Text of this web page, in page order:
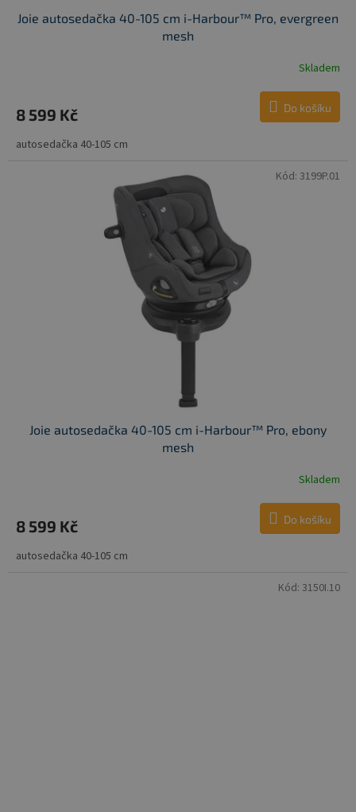
Joie autosedačka 40-105 cm i-Harbour™ Pro, evergreen
mesh
Skladem
8 599 Kč Do košíku
autosedačka 40-105 cm
Joie autosedačka 40-105 cm i-Harbour™ Pro, ebony
mesh
Skladem
8 599 Kč Do košíku
autosedačka 40-105 cm
Kód: 3199P.01
Kód: 3150I.10